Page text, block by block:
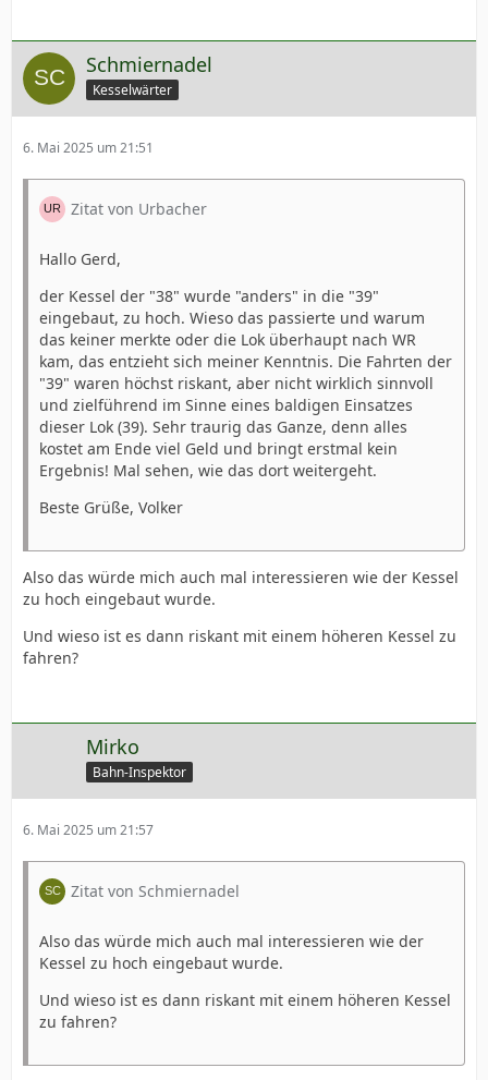
Schmiernadel
Kesselwärter
6. Mai 2025 um 21:51
Zitat von Urbacher
Hallo Gerd,
der Kessel der "38" wurde "anders" in die "39"
eingebaut, zu hoch. Wieso das passierte und warum
das keiner merkte oder die Lok überhaupt nach WR
kam, das entzieht sich meiner Kenntnis. Die Fahrten der
"39" waren höchst riskant, aber nicht wirklich sinnvoll
und zielführend im Sinne eines baldigen Einsatzes
dieser Lok (39). Sehr traurig das Ganze, denn alles
kostet am Ende viel Geld und bringt erstmal kein
Ergebnis! Mal sehen, wie das dort weitergeht.
Beste Grüße, Volker
Also das würde mich auch mal interessieren wie der Kessel
zu hoch eingebaut wurde.
Und wieso ist es dann riskant mit einem höheren Kessel zu
fahren?
Mirko
Bahn-Inspektor
6. Mai 2025 um 21:57
Zitat von Schmiernadel
Also das würde mich auch mal interessieren wie der
Kessel zu hoch eingebaut wurde.
Und wieso ist es dann riskant mit einem höheren Kessel
zu fahren?